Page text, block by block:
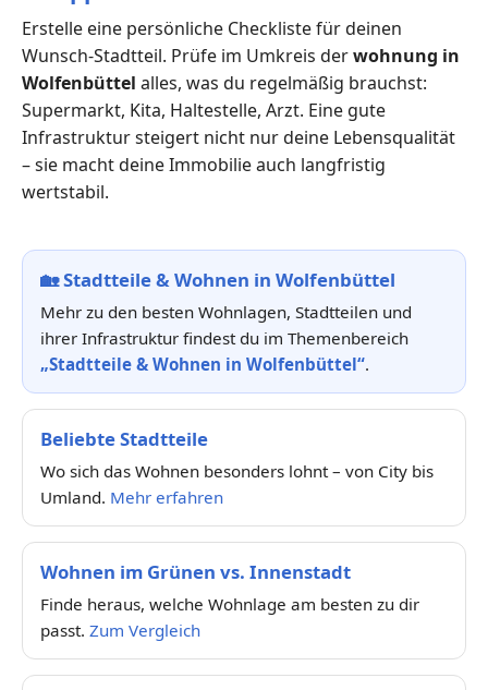
Erstelle eine persönliche Checkliste für deinen
Wunsch-Stadtteil. Prüfe im Umkreis derwohnung in
Wolfenbüttel alles, was du regelmäßig brauchst:
Supermarkt, Kita, Haltestelle, Arzt. Eine gute
Infrastruktur steigert nicht nur deine Lebensqualität
– sie macht deine Immobilie auch langfristig
wertstabil.
🏡Stadtteile & Wohnen in Wolfenbüttel
Mehr zu den besten Wohnlagen, Stadtteilen und
ihrer Infrastruktur findest du im Themenbereich
„Stadtteile & Wohnen in Wolfenbüttel“.
Beliebte Stadtteile
Wo sich das Wohnen besonders lohnt – von City bis
Umland. Mehr erfahren
Wohnen im Grünen vs. Innenstadt
Finde heraus, welche Wohnlage am besten zu dir
passt. Zum Vergleich